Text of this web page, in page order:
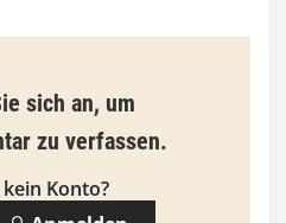
sich an, um
zu verfassen.
Konto?